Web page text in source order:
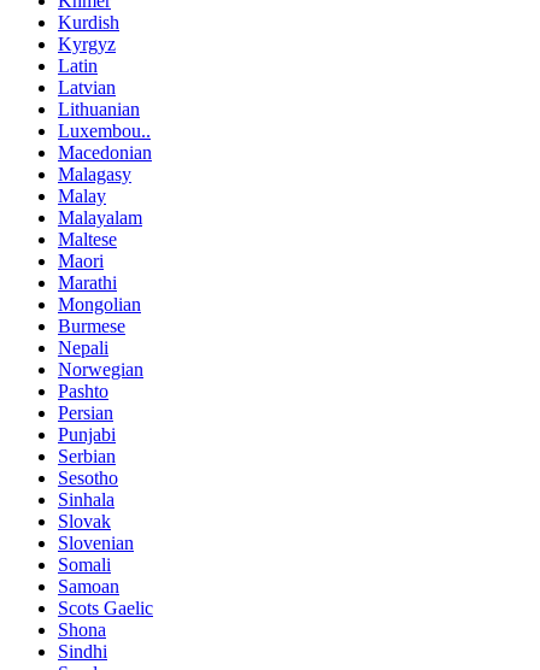
Kurdish
Kyrgyz
Latin
Latvian
Lithuanian
Luxembou..
Macedonian
Malagasy
Malay
Malayalam
Maltese
Maori
Marathi
Mongolian
Burmese
Nepali
Norwegian
Pashto
Persian
Punjabi
Serbian
Sesotho
Sinhala
Slovak
Slovenian
Somali
Samoan
Scots Gaelic
Shona
Sindhi